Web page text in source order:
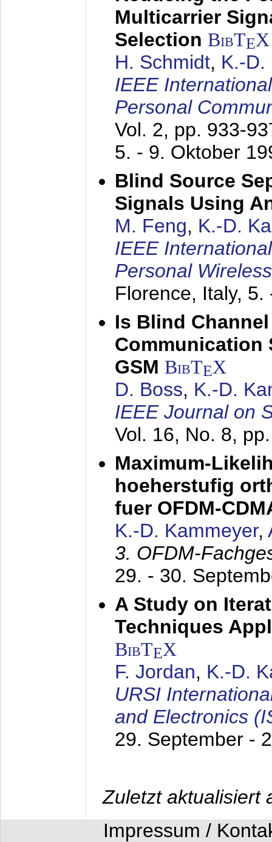
Multicarrier
Selection BibTEX
H. Schmidt, K.-D.
IEEE
Personal
Vol. 2, pp. 933-
5. - 9. Oktober
Blind Source
Signals Using
M. Feng, K.-D.
IEEE
Personal
Florence, Italy, 5.
Is Blind
Communication
GSM BibTEX
D. Boss, K.-D.
IEEE Journal on
Vol. 16, No. 8,
Maximum-
hoeherstufig
fuer OFDM-
K.-D. Kammeyer,
3. OFDM-
29. - 30.
A Study on
Techniques
BibTEX
F. Jordan, K.-D.
URSI
and Electronics
29. September -
Zuletzt aktualisiert
Impressum /